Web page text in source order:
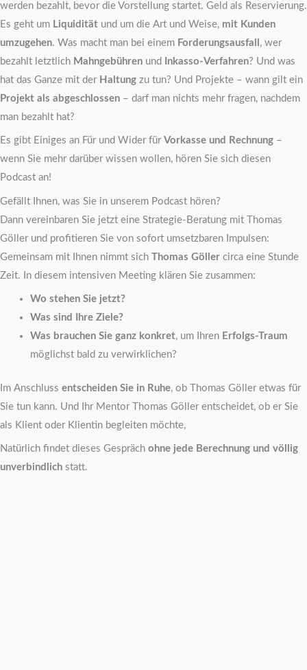
werden bezahlt, bevor die Vorstellung startet. Geld als Reservierung.
Es geht um Liquidität und um die Art und Weise, mit Kunden
umzugehen. Was macht man bei einem Forderungsausfall , wer
bezahlt letztlich Mahngebühren und Inkasso-Verfahren? Und was
hat das Ganze mit der Haltung zu tun? Und Projekte – wann gilt ein
Projekt als abgeschlossen – darf man nichts mehr fragen, nachdem
man bezahlt hat?
Es gibt Einiges an Für und Wider für Vorkasse und Rechnung –
wenn Sie mehr darüber wissen wollen, hören Sie sich diesen
Podcast an!
Gefällt Ihnen, was Sie in unserem Podcast hören?
Dann vereinbaren Sie jetzt eine Strategie-Beratung mit Thomas
Göller und profitieren Sie von sofort umsetzbaren Impulsen:
Gemeinsam mit Ihnen nimmt sich Thomas Göller circa eine Stunde
Zeit. In diesem intensiven Meeting klären Sie zusammen:
Wo stehen Sie jetzt?
Was sind Ihre Ziele?
Was brauchen Sie ganz konkret, um Ihren Erfolgs-Traum
möglichst bald zu verwirklichen?
Im Anschluss entscheiden Sie in Ruhe, ob Thomas Göller etwas für
Sie tun kann. Und Ihr Mentor Thomas Göller entscheidet, ob er Sie
als Klient oder Klientin begleiten möchte,
Natürlich findet dieses Gespräch ohne jede Berechnung und völlig
unverbindlich statt.